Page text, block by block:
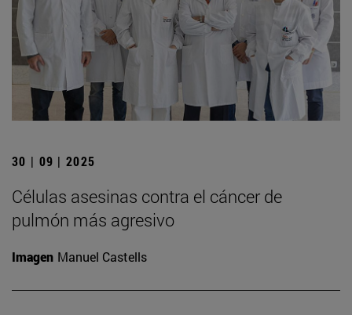
30 | 09 | 2025
Células asesinas contra el cáncer de
pulmón más agresivo
Imagen Manuel Castells